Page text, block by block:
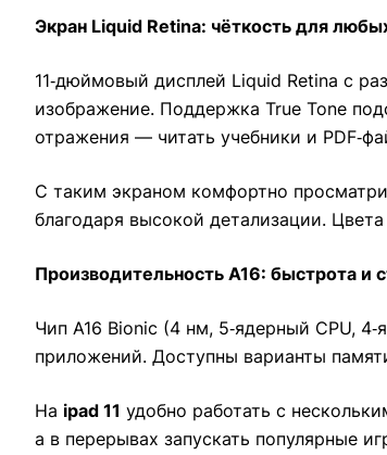
Экран Liquid Retina: чёткость для
11‑дюймовый дисплей Liquid Retina с
изображение. Поддержка True Tone
отражения — читать учебники и
С таким экраном комфортно
благодаря высокой детализации.
Производительность A16: быстрота и
Чип A16 Bionic (4 нм, 5‑ядерный CPU,
приложений. Доступны варианты
На ipad 11 удобно работать с
а в перерывах запускать популярные